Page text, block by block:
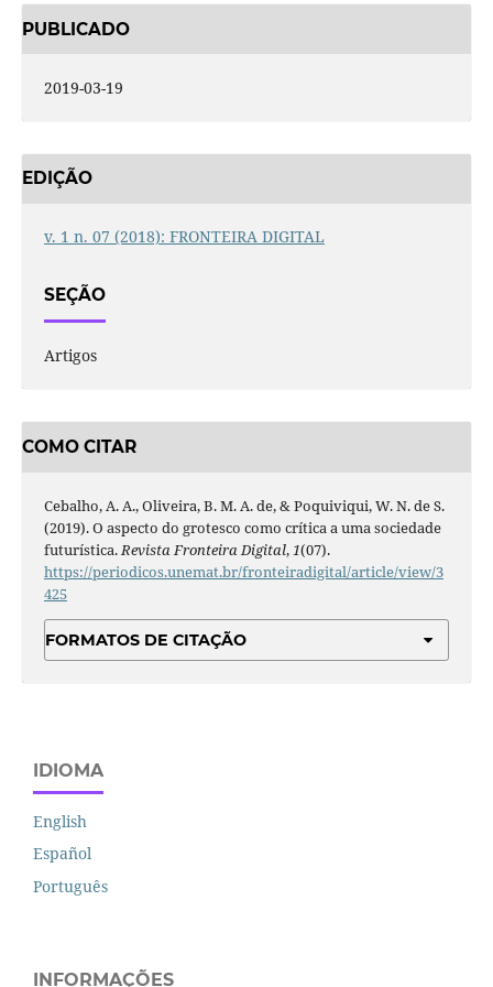
PUBLICADO
2019-03-19
EDIÇÃO
v. 1 n. 07 (2018): FRONTEIRA DIGITAL
SEÇÃO
Artigos
COMO CITAR
Cebalho, A. A., Oliveira, B. M. A. de, & Poquiviqui, W. N. de S.
(2019). O aspecto do grotesco como crítica a uma sociedade
futurística.Revista Fronteira Digital,1(07).
https://periodicos.unemat.br/fronteiradigital/article/view/3
425
FORMATOS DE CITAÇÃO
IDIOMA
English
Español
Português
INFORMAÇÕES